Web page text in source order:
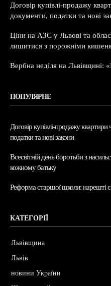
Договір купівлі-продажу
документи, податки та нові
Ціни на АЗС у Львові та
лишитися з порожніми
Вербна неділя на Львівщині:
ПОПУЛЯРНЕ
Договір купівлі-продажу
податки та нові закони
Всесвітній день боротьби з
кожному батьку
Реформа старшої школи: нарешті
КАТЕГОРІЇ
Львівщина
Львів
новини України